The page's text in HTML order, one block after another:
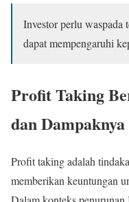
Investor perlu waspada
dapat mempengaruhi
Profit Taking
dan Dampaknya
Profit taking adalah
memberikan keuntungan